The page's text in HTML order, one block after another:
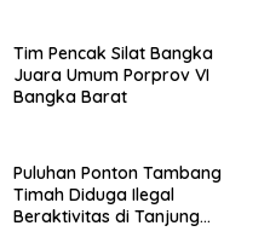
Tim Pencak Silat Bangka
Juara Umum Porprov VI
Bangka Barat
Puluhan Ponton Tambang
Timah Diduga Ilegal
Beraktivitas di Tanjung